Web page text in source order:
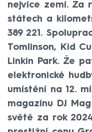
nejvíce zemí. Za
státech a
389 221.
Tomlinson, Kid
Linkin Park. Že
elektronické
umístění na 12.
magazínu DJ
světě za rok